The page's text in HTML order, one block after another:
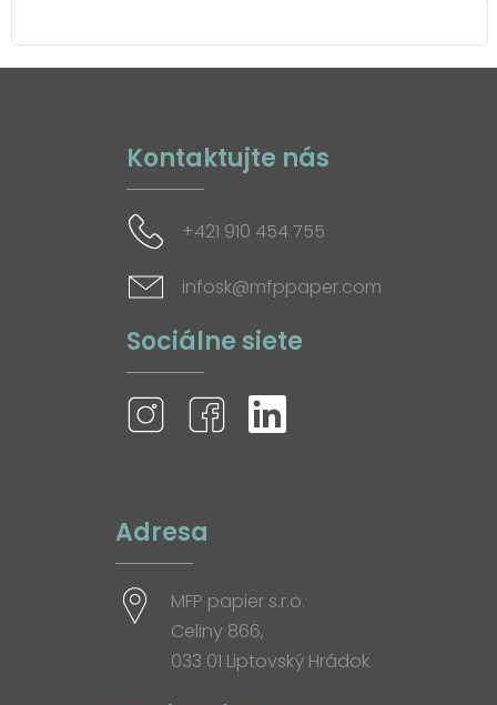
Kontaktujte nás
+421 910 454 755
infosk@mfppaper.com
Sociálne siete
Adresa
MFP papier s.r.o.
Celiny 866,
033 01 Liptovský Hrádok